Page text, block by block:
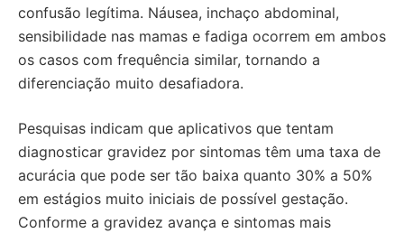
confusão legítima. Náusea, inchaço abdominal,
sensibilidade nas mamas e fadiga ocorrem em ambos
os casos com frequência similar, tornando a
diferenciação muito desafiadora.
Pesquisas indicam que aplicativos que tentam
diagnosticar gravidez por sintomas têm uma taxa de
acurácia que pode ser tão baixa quanto 30% a 50%
em estágios muito iniciais de possível gestação.
Conforme a gravidez avança e sintomas mais